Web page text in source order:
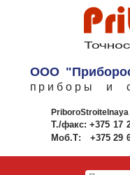
ООО
приборы и
Т./факс: +375 17
Моб.Т:
+375 29